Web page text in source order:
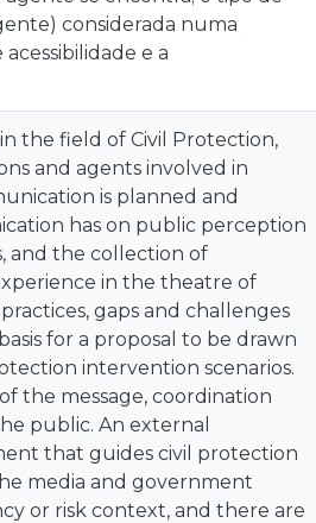
considerada numa
e a
the field of Civil Protection,
and agents involved in
is planned and
has on public perception
and the collection of
in the theatre of
gaps and challenges
for a proposal to be drawn
intervention scenarios.
the message, coordination
public. An external
that guides civil protection
media and government
or risk context, and there are